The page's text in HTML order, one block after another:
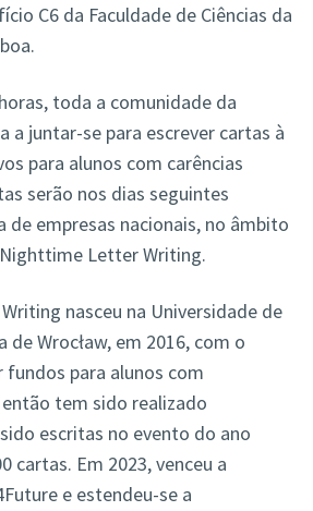
C6 da Faculdade de Ciências da
toda a comunidade da
a juntar-se para escrever cartas à
para alunos com carências
serão nos dias seguintes
de empresas nacionais, no âmbito
Letter Writing.
nasceu na Universidade de
de Wrocław, em 2016, com o
para alunos com
tem sido realizado
escritas no evento do ano
cartas. Em 2023, venceu a
e estendeu-se a